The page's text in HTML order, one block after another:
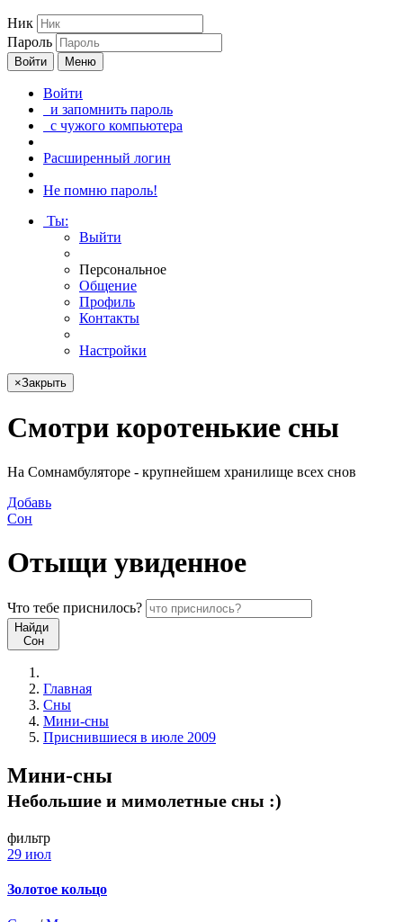
Ник
Пароль
Войти Меню
Войти
и запомнить пароль
с чужого компьютера
Расширенный логин
Не помню пароль!
Ты:
Выйти
Персональное
Общение
Профиль
Контакты
Настройки
×Закрыть
Смотри коротенькие сны
На Сомнамбуляторе - крупнейшем хранилище всех снов
Добавь
Сон
Отыщи увиденное
Что тебе приснилось?
Найди
Сон
Главная
Сны
Мини-сны
Приснившиеся в июле 2009
Мини-сны
Небольшие и мимолетные сны :)
фильтр
29 июл
Золотое кольцо